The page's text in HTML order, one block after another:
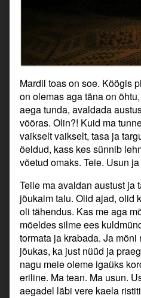
Mardil toas on soe. Köögis
on olemas aga täna on
aega tunda, avaldada
võõras. Olin?! Kuid ma
vaikselt vaikselt, tasa ja
öeldud, kass kes sünnib
võetud omaks. Teie. Usun
Teile ma avaldan austust ja
jõukaim talu. Olid ajad, olid
oli tähendus. Kas me aga
mõeldes silme ees
tormata ja krabada. Ja
jõukas, ka just nüüd ja
nagu meie oleme igaüks
eriline. Ma tean. Ma usun.
aegadel läbi vere kaela